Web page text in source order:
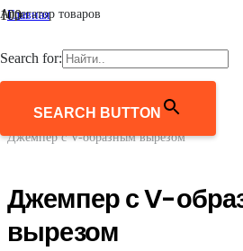
Агрегатор товаров
Search for:
SEARCH BUTTON
Главная
/
Джемперы, свитеры, кардиганы
Джемпер с V-образным вырезом
Джемпер с V-
вырезом